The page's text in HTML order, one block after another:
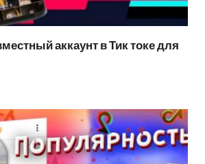
аккаунт в Тик токе для